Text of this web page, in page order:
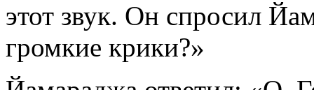
этот звук. Он спросил
громкие крики?»